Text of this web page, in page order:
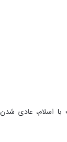
با اسلام، عادی شدن